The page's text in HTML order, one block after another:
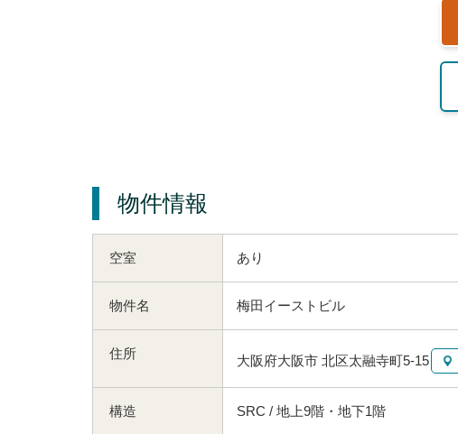
物件情報
空室 あり
物件名 梅田イーストビル
住所 大阪府大阪市 北区太融寺町5-15
構造 SRC / 地上9階・地下1階